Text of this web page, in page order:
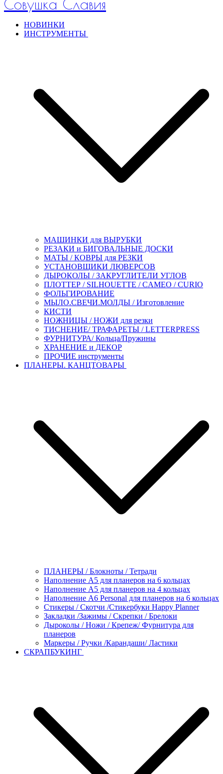
Совушка Славия
НОВИНКИ
ИНСТРУМЕНТЫ
МАШИНКИ для ВЫРУБКИ
РЕЗАКИ и БИГОВАЛЬНЫЕ ДОСКИ
МАТЫ / КОВРЫ для РЕЗКИ
УСТАНОВЩИКИ ЛЮВЕРСОВ
ДЫРОКОЛЫ / ЗАКРУГЛИТЕЛИ УГЛОВ
ПЛОТТЕР / SILHOUETTE / CAMEO / CURIO
ФОЛЬГИРОВАНИЕ
МЫЛО.СВЕЧИ.МОЛДЫ / Изготовление
КИСТИ
НОЖНИЦЫ / НОЖИ для резки
ТИСНЕНИЕ/ ТРАФАРЕТЫ / LETTERPRESS
ФУРНИТУРА/ Кольца/Пружины
ХРАНЕНИЕ и ДЕКОР
ПРОЧИЕ инструменты
ПЛАНЕРЫ. КАНЦТОВАРЫ
ПЛАНЕРЫ / Блокноты / Тетради
Наполнение А5 для планеров на 6 кольцах
Наполнение А5 для планеров на 4 кольцах
Наполнение А6 Personal для планеров на 6 кольцах
Стикеры / Скотчи /Стикербуки Happy Planner
Закладки /Зажимы / Скрепки / Брелоки
Дыроколы / Ножи / Крепеж/ Фурнитура для
планеров
Маркеры / Ручки /Карандаши/ Ластики
СКРАПБУКИНГ